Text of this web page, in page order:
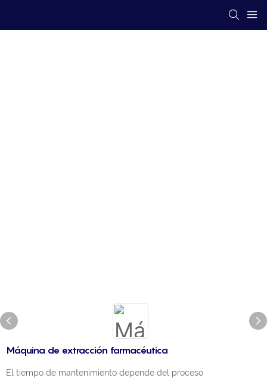
Máquina de extracción farmacéutica
El tiempo de mantenimiento depende del proceso